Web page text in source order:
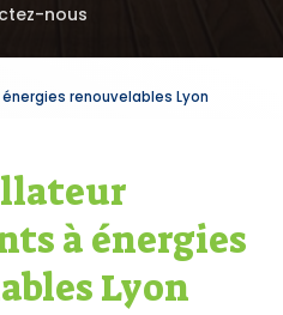
nous
renouvelables Lyon
à énergies
Lyon